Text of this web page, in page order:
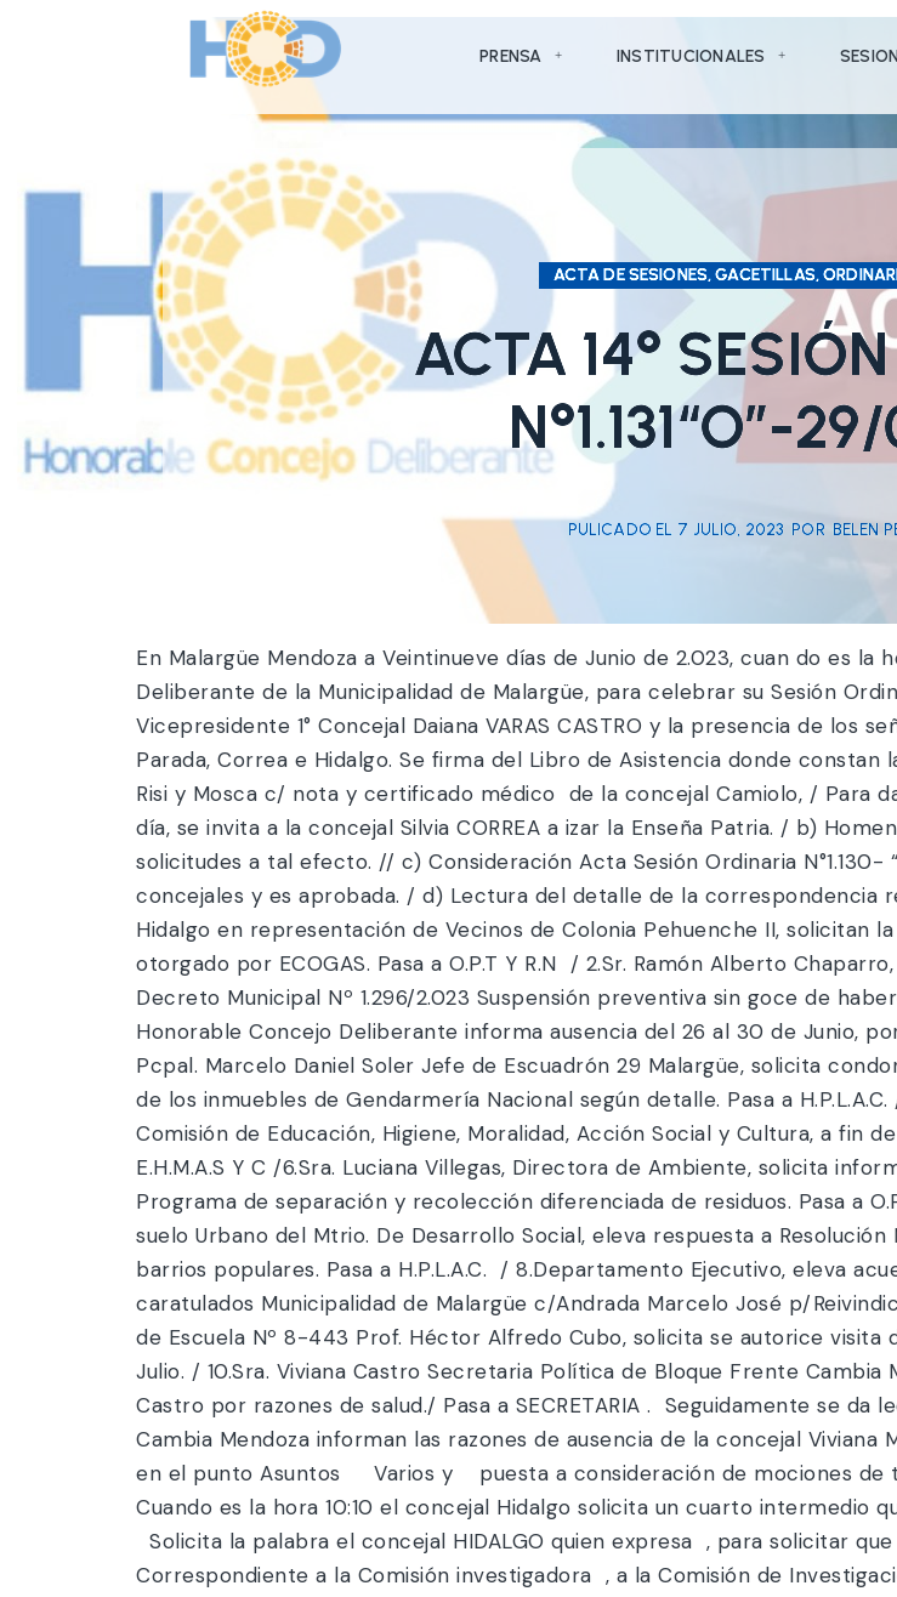
PRENSA INSTITUCIONALES
ACTA DE SESIONES, GACETILLAS,
ACTA 14°
N°1.131“O”-
PULICADO EL 7 JULIO, 2023 POR BELEN
En Malargüe Mendoza a Veintinueve días de Junio de 2.023, cuan do es la
Deliberante de la Municipalidad de Malargüe, para celebrar su Sesión
Vicepresidente 1° Concejal Daiana VARAS CASTRO y la presencia de los
Parada, Correa e Hidalgo. Se firma del Libro de Asistencia donde constan
Risi y Mosca c/ nota y certificado médico de la concejal Camiolo, / Para
día, se invita a la concejal Silvia CORREA a izar la Enseña Patria. / b)
solicitudes a tal efecto. // c) Consideración Acta Sesión Ordinaria
concejales y es aprobada. / d) Lectura del detalle de la correspondencia